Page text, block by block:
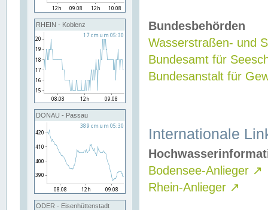
RHEIN - Koblenz
DONAU - Passau
ODER - Eisenhüttenstadt
Bundesbehörden
Wasserstraßen- und
Bundesamt für
Bundesanstalt für
Internationale
Bodensee-Anlieger ↗
Rhein-Anlieger ↗